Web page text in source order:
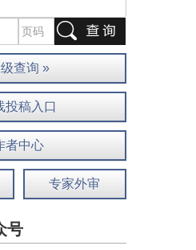
查询 »
投稿入口
者中心
专家外审
号